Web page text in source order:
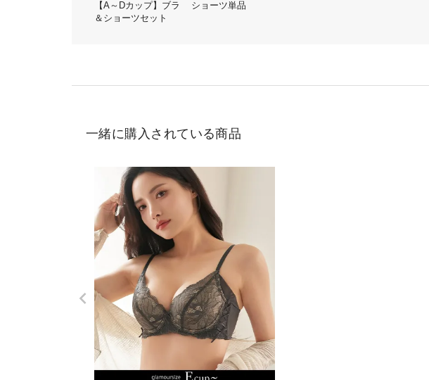
【A～Dカップ】ブラ
＆ショーツセット
ショーツ単品
一緒に購入されている商品